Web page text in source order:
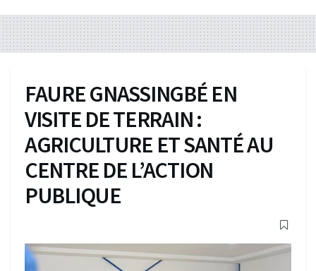
FAURE GNASSINGBÉ EN
VISITE DE TERRAIN :
AGRICULTURE ET SANTÉ AU
CENTRE DE L’ACTION
PUBLIQUE